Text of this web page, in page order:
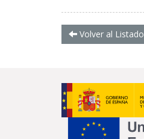
Volver al Listado